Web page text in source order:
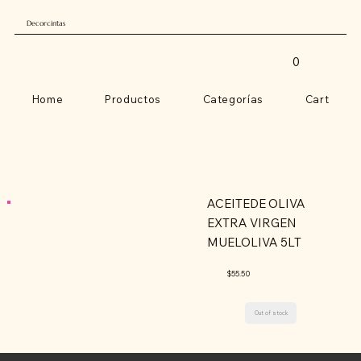
Decorcintas
Home Productos Categorías Cart
0
Out of stock
ACEITEDE OLIVA
EXTRA VIRGEN
MUELOLIVA 5LT
$55.50